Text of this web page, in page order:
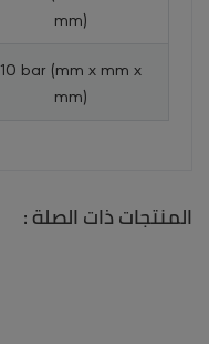
mm)
10 bar (mm x mm x
mm)
المنتجات ذات الصلة :